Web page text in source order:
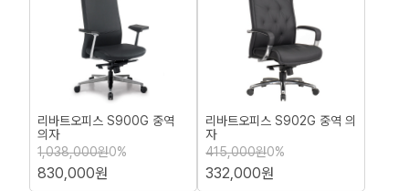
리바트오피스 S900G 중역
의자
1,038,000원0%
830,000원
리바트오피스 S902G 중역 의
자
415,000원0%
332,000원